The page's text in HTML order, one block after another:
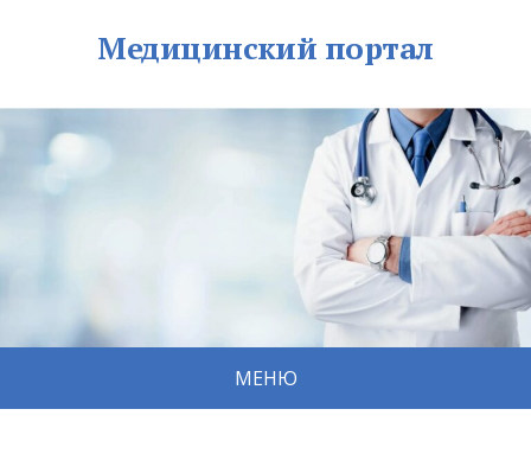
Медицинский портал
МЕНЮ